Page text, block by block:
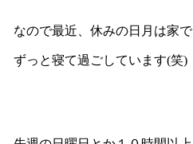
なので最近、休みの日月は家で
ずっと寝て過ごしています(笑)